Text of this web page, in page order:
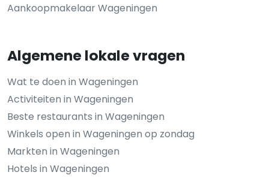
Aankoopmakelaar Wageningen
Algemene lokale vragen
Wat te doen in Wageningen
Activiteiten in Wageningen
Beste restaurants in Wageningen
Winkels open in Wageningen op zondag
Markten in Wageningen
Hotels in Wageningen